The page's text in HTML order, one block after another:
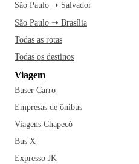
São Paulo ➝ Salvador
São Paulo ➝ Brasília
Todas as rotas
Todas os destinos
Viagem
Buser Carro
Empresas de ônibus
Viagens Chapecó
Bus X
Expresso JK